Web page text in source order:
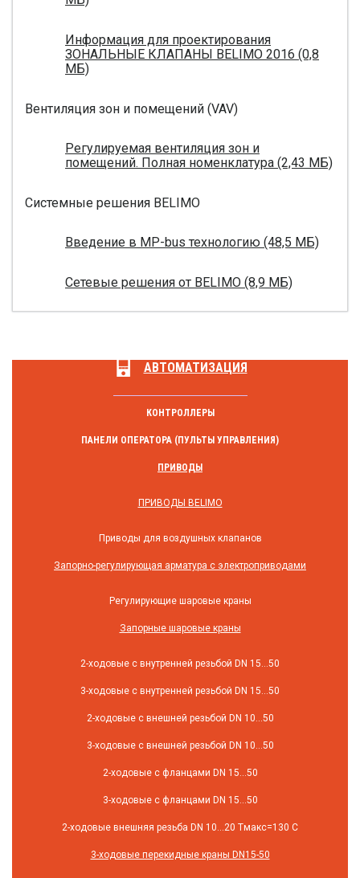
Информация для проектирования
ЗОНАЛЬНЫЕ КЛАПАНЫ BELIMO 2016 (0,8
МБ)
Вентиляция зон и помещений (VAV)
Регулируемая вентиляция зон и
помещений. Полная номенклатура (2,43 МБ)
Системные решения BELIMO
Введение в MP-bus технологию (48,5 МБ)
Сетевые решения от BELIMO (8,9 МБ)
АВТОМАТИЗАЦИЯ
КОНТРОЛЛЕРЫ
ПАНЕЛИ ОПЕРАТОРА (ПУЛЬТЫ УПРАВЛЕНИЯ)
ПРИВОДЫ
ПРИВОДЫ BELIMO
Приводы для воздушных клапанов
Запорно-регулирующая арматура с электроприводами
Регулирующие шаровые краны
Запорные шаровые краны
2-ходовые с внутренней резьбой DN 15...50
3-ходовые с внутренней резьбой DN 15...50
2-ходовые с внешней резьбой DN 10...50
3-ходовые с внешней резьбой DN 10...50
2-ходовые с фланцами DN 15...50
3-ходовые с фланцами DN 15...50
2-ходовые внешняя резьба DN 10...20 Tмакс=130 C
3-ходовые перекидные краны DN15-50